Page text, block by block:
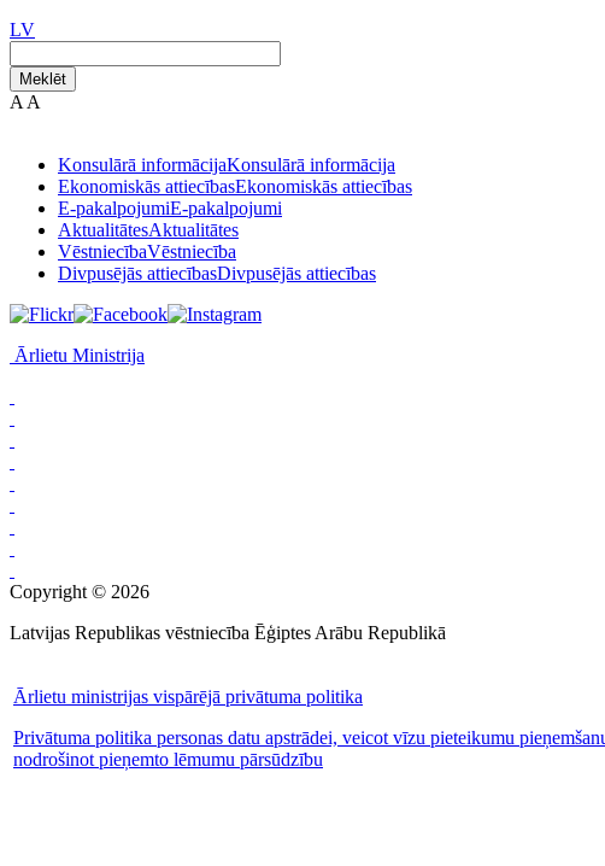
LV
Meklēt
A A
Konsulārā informācijaKonsulārā informācija
Ekonomiskās attiecībasEkonomiskās attiecības
E-pakalpojumiE-pakalpojumi
AktualitātesAktualitātes
VēstniecībaVēstniecība
Divpusējās attiecībasDivpusējās attiecības
Ārlietu Ministrija
Copyright © 2026
Latvijas Republikas vēstniecība Ēģiptes Arābu Republikā
Ārlietu ministrijas vispārējā privātuma politika
Privātuma politika personas datu apstrādei, veicot vīzu pieteikumu
nodrošinot pieņemto lēmumu pārsūdzību